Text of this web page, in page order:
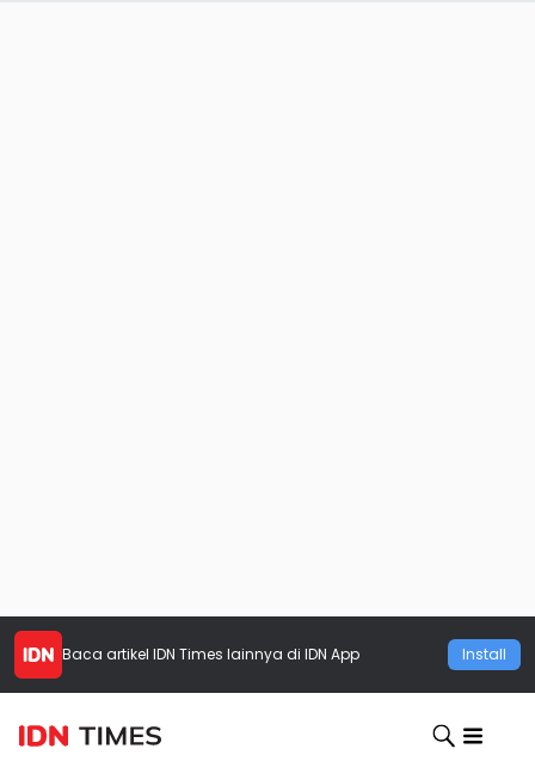
Baca artikel IDN Times lainnya di IDN App Install